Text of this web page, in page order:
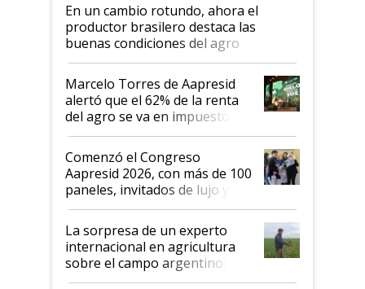
En un cambio rotundo, ahora el
productor brasilero destaca las
buenas condiciones del agro
argentino para invertir: "Los veo
más motivados"
Marcelo Torres de Aapresid
alertó que el 62% de la renta
del agro se va en impuestos:
"No es bueno que en
Argentina se sigan discutiendo
las mismas cosas de hace 50
años"
Comenzó el Congreso
Aapresid 2026, con más de 100
paneles, invitados de lujo y
todas las tendencias
La sorpresa de un experto
internacional en agricultura
sobre el campo argentino:
"Estoy muy impresionado"